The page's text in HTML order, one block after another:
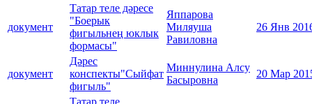
документ
Татар теле дәресе
"Боерык
фигыльнең юклык
формасы"
Яппарова
Миляуша
Равиловна
26 Янв
документ
Дәрес
конспекты"Сыйфат
фигыль"
Миннулина Алсу
Басыровна
20 Мар